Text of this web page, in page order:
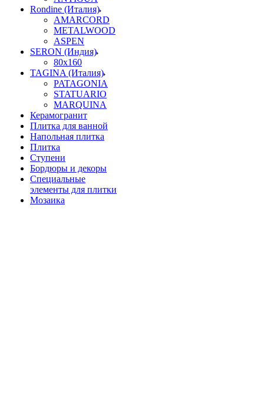
Rondine (Италия)
AMARCORD
METALWOOD
ASPEN
SERON (Индия)
80x160
TAGINA (Италия)
PATAGONIA
STATUARIO
MARQUINA
Керамогранит
Плитка для ванной
Напольная плитка
Плитка
Ступени
Бордюры и декоры
Специальные
элементы для плитки
Мозаика